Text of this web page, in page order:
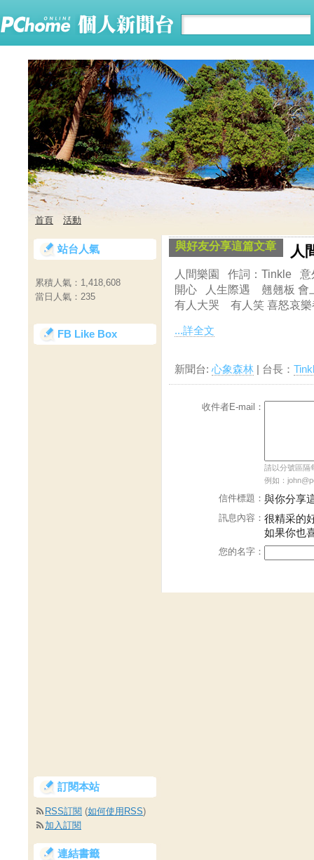
首頁 活動
與好友分享這篇文章 人
人間樂園 作詞：Tinkle
開心 人生際遇 翹翹板 會
有人大哭 有人笑 喜怒哀樂
...詳全文
新聞台: 心象森林 | 台長：
收件者E-mail：
請以分號區隔
例如：
信件標題： 與你分享
訊息內容： 很精采的
如果你也
您的名字：
站台人氣
累積人氣： 1,418,608
當日人氣： 235
FB Like Box
訂閱本站
RSS訂閱 (如何使用RSS)
加入訂閱
連結書籤